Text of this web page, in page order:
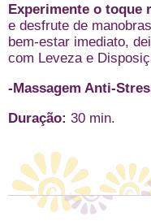
Experimente o toque
e desfrute de
bem-estar imediato,
com Leveza e
-Massagem Anti-
Duração: 30 min.